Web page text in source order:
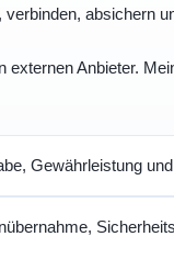
absichern
externen Anbieter.
Gewährleistung